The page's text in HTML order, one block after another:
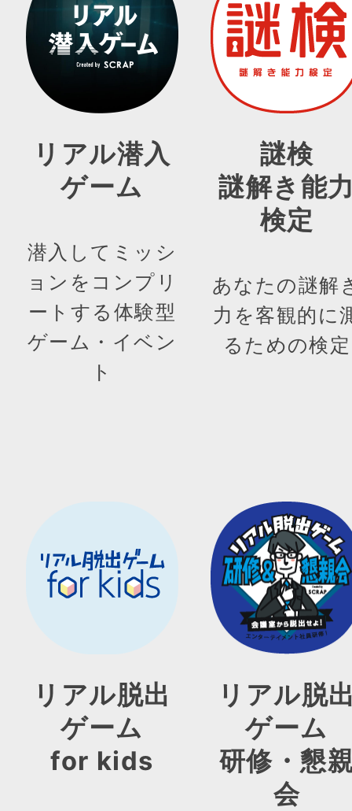
リアル潜入
ゲーム
潜入してミッシ
ョンをコンプリ
ートする体験型
ゲーム・イベン
ト
謎検
謎解き能
検定
あなたの謎解
力を客観的に
るための検定
リアル脱出
ゲーム
for kids
リアル脱
ゲーム
研修・懇
会